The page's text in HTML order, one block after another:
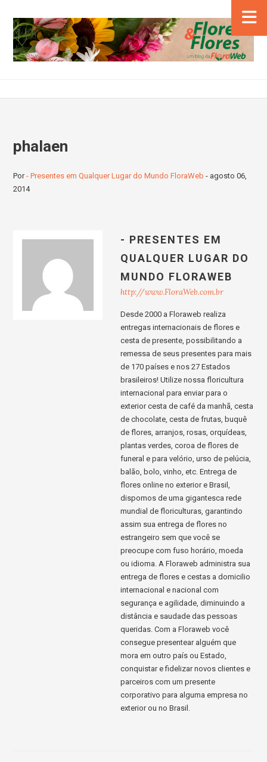
phalaen
Por- Presentes em Qualquer Lugar do Mundo FloraWeb - agosto 06,
2014
- PRESENTES EM
QUALQUER LUGAR DO
MUNDO FLORAWEB
http://www.FloraWeb.com.br
Desde 2000 a Floraweb realiza
entregas internacionais de flores e
cesta de presente, possibilitando a
remessa de seus presentes para mais
de 170 países e nos 27 Estados
brasileiros! Utilize nossa floricultura
internacional para enviar para o
exterior cesta de café da manhã, cesta
de chocolate, cesta de frutas, buquê
de flores, arranjos, rosas, orquídeas,
plantas verdes, coroa de flores de
funeral e para velório, urso de pelúcia,
balão, bolo, vinho, etc. Entrega de
flores online no exterior e Brasil,
dispomos de uma gigantesca rede
mundial de floriculturas, garantindo
assim sua entrega de flores no
estrangeiro sem que você se
preocupe com fuso horário, moeda
ou idioma. A Floraweb administra sua
entrega de flores e cestas a domicilio
internacional e nacional com
segurança e agilidade, diminuindo a
distância e saudade das pessoas
queridas. Com a Floraweb você
consegue presentear alguém que
mora em outro país ou Estado,
conquistar e fidelizar novos clientes e
parceiros com um presente
corporativo para alguma empresa no
exterior ou no Brasil.